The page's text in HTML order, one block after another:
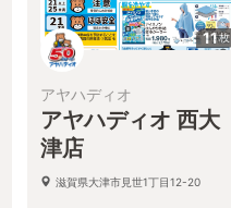
11枚
アヤハディオ
アヤハディオ 西大
津店
滋賀県大津市見世1丁目12-20